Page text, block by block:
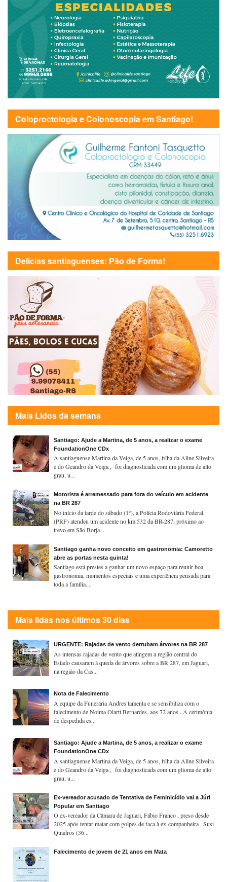
Coloproctologia e Colonoscopia em Santiago!
Delícias santiaguenses: Pão de Forma!
Mais Lidos da semana
Santiago: Ajude a Martina, de 5 anos, a realizar o exame
FoundationOne CDx
A santiaguense Martina da Veiga, de 5 anos, filha da Aline Silveira
e do Geandro da Veiga , foi diagnosticada com um glioma de alto
grau, u...
Motorista é arremessado para fora do veículo em acidente
na BR 287
No início da tarde do sábado (1º), a Polícia Rodoviária Federal
(PRF) atendeu um acidente no km 532 da BR-287, próximo ao
trevo em São Borja...
Santiago ganha novo conceito em gastronomia: Camoretto
abre as portas nesta quinta!
Santiago está prestes a ganhar um novo espaço para reunir boa
gastronomia, momentos especiais e uma experiência pensada para
toda a família....
Mais lidas nos últimos 30 dias
URGENTE: Rajadas de vento derrubam árvores na BR 287
As intensas rajadas de vento que atingem a região central do
Estado causaram à queda de árvores sobre a BR 287, em Jaguari,
na região da Cas...
Nota de Falecimento
A equipe da Funerária Andres lamenta e se sensibiliza com o
falecimento de Noima Olartt Bernardes, aos 72 anos . A cerimônia
de despedida es...
Santiago: Ajude a Martina, de 5 anos, a realizar o exame
FoundationOne CDx
A santiaguense Martina da Veiga, de 5 anos, filha da Aline Silveira
e do Geandro da Veiga , foi diagnosticada com um glioma de alto
grau, u...
Ex-vereador acusado de Tentativa de Feminicídio vai a Júri
Popular em Santiago
O ex-vereador da Câmara de Jaguari, Fábio Franco , preso desde
2025 após tentar matar com golpes de faca à ex-companheira , Susi
Quadros (36...
Falecimento de jovem de 21 anos em Mata